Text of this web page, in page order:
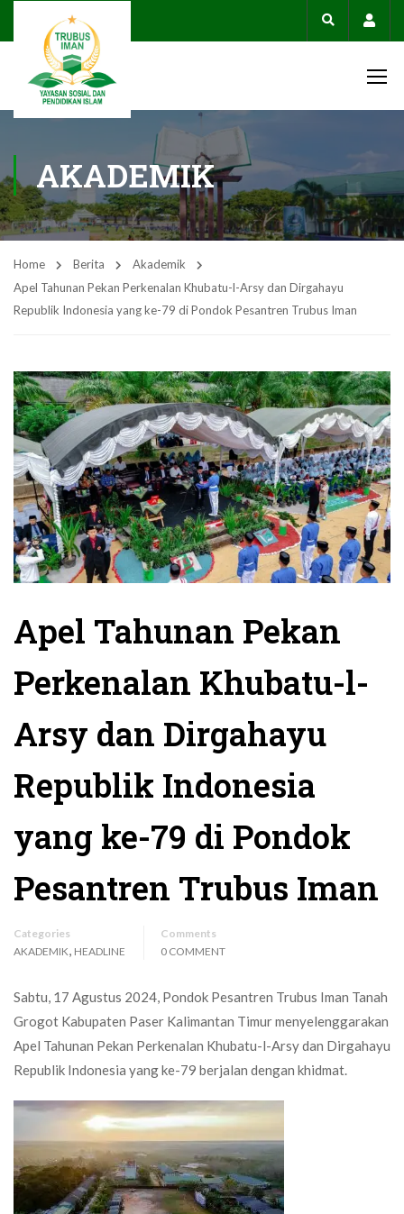
AKADEMIK
Home Berita
Akademik
Apel Tahunan Pekan Perkenalan Khubatu-l-Arsy dan Dirgahayu
Republik Indonesia yang ke-79 di Pondok Pesantren Trubus Iman
Apel Tahunan Pekan
Perkenalan Khubatu-l-
Arsy dan Dirgahayu
Republik Indonesia
yang ke-79 di Pondok
Pesantren Trubus Iman
Categories
AKADEMIK, HEADLINE
Comments
0 COMMENT
Sabtu, 17 Agustus 2024, Pondok Pesantren Trubus Iman Tanah
Grogot Kabupaten Paser Kalimantan Timur menyelenggarakan
Apel Tahunan Pekan Perkenalan Khubatu-l-Arsy dan Dirgahayu
Republik Indonesia yang ke-79 berjalan dengan khidmat.